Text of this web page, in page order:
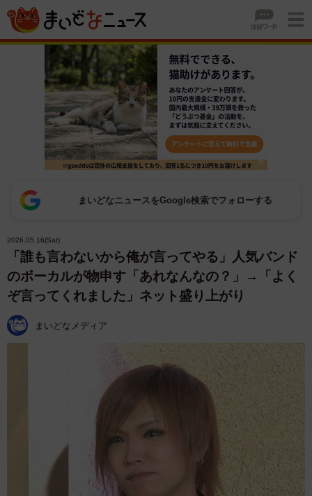
まいどなニュースをGoogle検索でフォローする
2026.05.16(Sat)
「誰も言わないから俺が言ってやる」人気バンド
のボーカルが物申す「あれなんなの？」→「よく
ぞ言ってくれました」ネット盛り上がり
まいどなメディア